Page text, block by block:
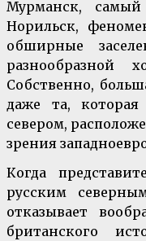
Мурманск,
Норильск,
обширные
разнообразной
Собственно,
даже та,
севером,
зрения
Когда
русским
отказывает
британского